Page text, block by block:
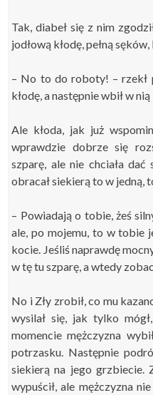
Tak, diabeł się z nim
jodłową kłodę, pełną
– No to do roboty! – rzekł
kłodę, a następnie wbił w nią
Ale kłoda, jak już
wprawdzie dobrze się
szparę, ale nie chciała dać
obracał siekierą to w jedną,
– Powiadają o tobie, żeś
ale, po mojemu, to w tobie
kocie. Jeśliś naprawdę
w tę tu szparę, a wtedy
No i Zły zrobił, co mu
wysilał się, jak tylko
momencie mężczyzna
potrzasku. Następnie
siekierą na jego grzbiecie.
wypuścił, ale mężczyzna